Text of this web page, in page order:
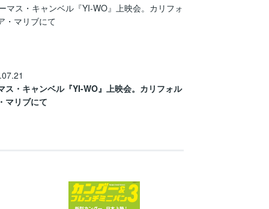
ス・キャンベル『YI-WO』上映会。カリフォル
マリブにて